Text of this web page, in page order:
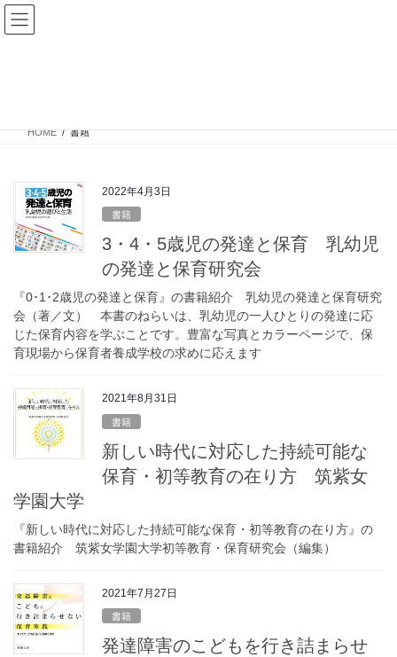
コ
ン
ナ
ビ
HOME 書籍
2022年4月3日
書籍
3・4・5歳児の発達と保育 乳幼児
の発達と保育研究会
『0･1･2歳児の発達と保育』の書籍紹介 乳幼児の発達と保育研究
会（著／文） 本書のねらいは、乳幼児の一人ひとりの発達に応
じた保育内容を学ぶことです。豊富な写真とカラーページで、保
育現場から保育者養成学校の求めに応えます
2021年8月31日
書籍
新しい時代に対応した持続可能な
保育・初等教育の在り方 筑紫女
学園大学
『新しい時代に対応した持続可能な保育・初等教育の在り方』の
書籍紹介 筑紫女学園大学初等教育・保育研究会（編集）
2021年7月27日
書籍
発達障害のこどもを行き詰まらせ